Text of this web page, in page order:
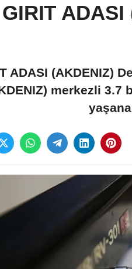
GIRIT
ADASI (AKDENIZ)
merkezli 3.7